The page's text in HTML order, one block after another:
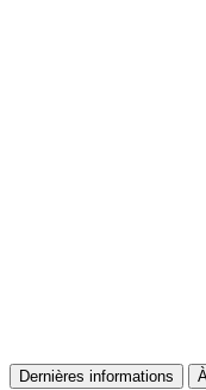
Dernières informations